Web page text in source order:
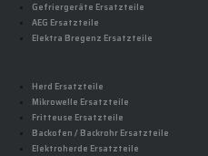
Gefriergeräte Ersatzteile
AEG Ersatzteile
Elektra Bregenz Ersatzteile
Herd Ersatzteile
Mikrowelle Ersatzteile
Fritteuse Ersatzteile
Backofen / Backrohr Ersatzteile
Elektroherde Ersatzteile